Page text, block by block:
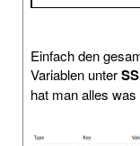
Einfach den
Variablen unter
hat man alles